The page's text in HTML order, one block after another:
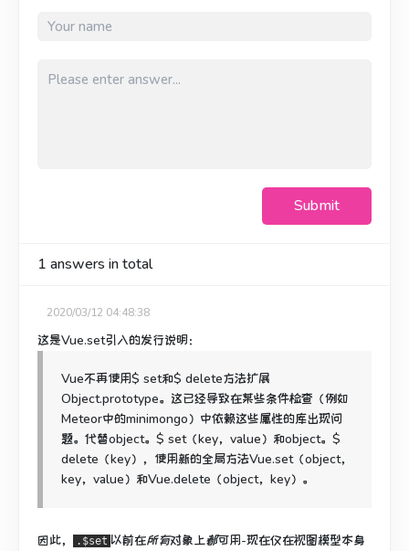
Submit
1 answers in total
2020/03/12 04:48:38
这是Vue.set引入的发行说明：
Vue不再使用$ set和$ delete方法扩展
Object.prototype。 这已经导致在某些条件检查（例如
Meteor中的minimongo）中依赖这些属性的库出现问
题。 代替object。$ set（key，value）和object。$
delete（key），使用新的全局方法Vue.set（object，
key，value）和Vue.delete（object，key）。
因此， .$set 以前在所有对象上都可用-现在仅在视图模型本身